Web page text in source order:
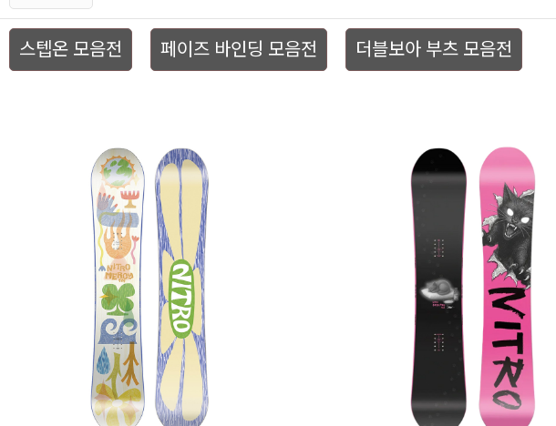
스텝온 모음전 페이즈 바인딩 모음전 더블보아 부츠 모음전